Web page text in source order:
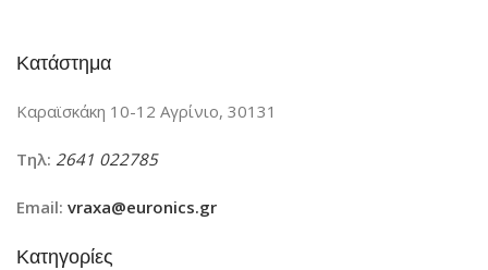
Κατάστημα
Καραϊσκάκη 10-12 Αγρίνιο, 30131
Τηλ: 2641 022785
Email: vraxa@euronics.gr
Κατηγορίες